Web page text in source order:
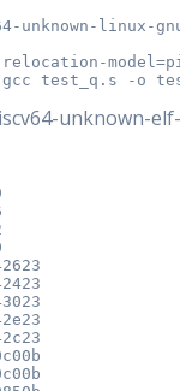
unknown-linux-
test_q.s -o
unknown-